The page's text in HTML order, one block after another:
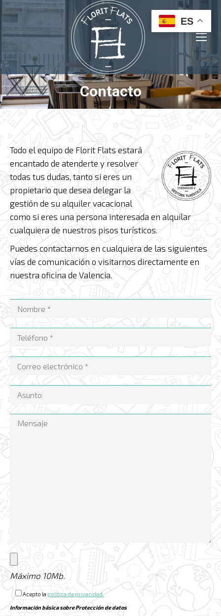
Contacto
Estás aquí:
Todo el equipo de Florit Flats estará
encantado de atenderte y resolver
todas tus dudas, tanto si eres un
propietario que desea delegar la
gestión de su alquiler vacacional
como si eres una persona interesada en alquilar
cualquiera de nuestros pisos turísticos.
Puedes contactarnos en cualquiera de las siguientes
vías de comunicación o visitarnos directamente en
nuestra oficina de Valencia.
Máximo 10Mb.
Acepto la política de privacidad.
Información básica sobre Protección de datos
ES